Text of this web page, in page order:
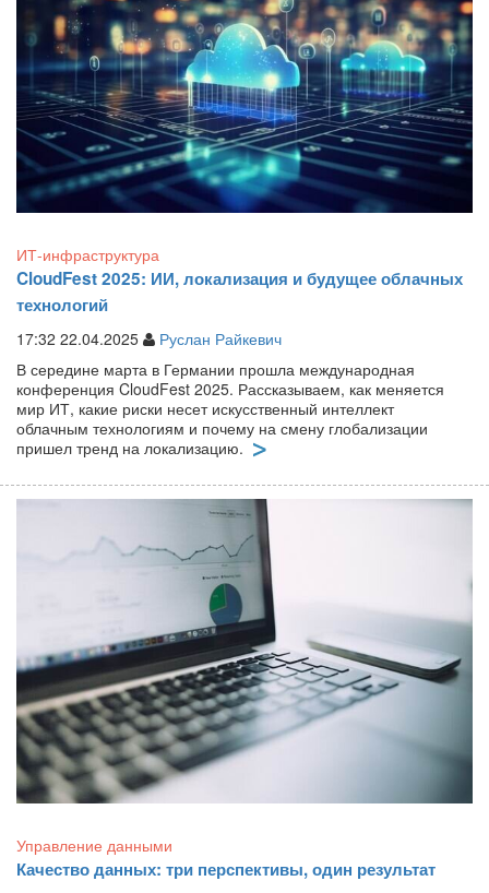
ИТ-инфраструктура
CloudFest 2025: ИИ, локализация и будущее облачных
технологий
17:32 22.04.2025
Руслан Райкевич
В середине марта в Германии прошла международная
конференция CloudFest 2025. Рассказываем, как меняется
мир ИТ, какие риски несет искусственный интеллект
облачным технологиям и почему на смену глобализации
пришел тренд на локализацию.
Управление данными
Качество данных: три перспективы, один результат